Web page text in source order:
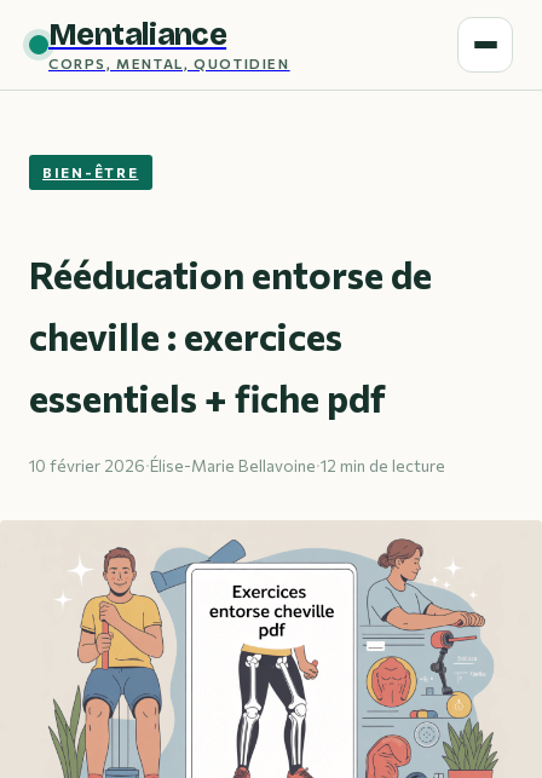
Mentaliance
CORPS, MENTAL, QUOTIDIEN
BIEN-ÊTRE
Rééducation entorse de
cheville : exercices
essentiels + fiche pdf
10 février 2026·Élise-Marie Bellavoine·12 min de lecture